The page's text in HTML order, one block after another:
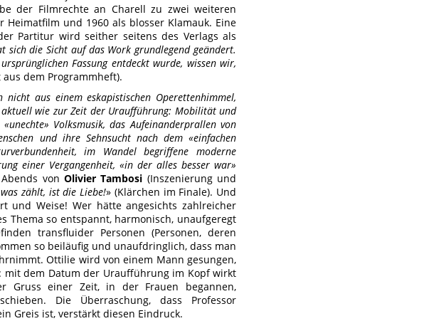
der Filmrechte an Charell zu zwei weiteren
und 1960 als blosser Klamauk. Eine
Partitur wird seither seitens des Verlags als
sich die Sicht auf das Work grundlegend geändert.
Fassung entdeckt wurde, wissen wir,
aus dem Programmheft).
aus einem eskapistischen Operettenhimmel,
wie zur Zeit der Uraufführung: Mobilität und
Volksmusik, das Aufeinanderprallen von
und ihre Sehnsucht nach dem «einfachen
im Wandel begriffene moderne
einer Vergangenheit, «in der alles besser war»
von Olivier Tambosi (Inszenierung und
zählt, ist die Liebe!» (Klärchen im Finale). Und
und Weise! Wer hätte angesichts zahlreicher
Thema so entspannt, harmonisch, unaufgeregt
transfluider Personen (Personen, deren
so beiläufig und unaufdringlich, dass man
Ottilie wird von einem Mann gesungen,
dem Datum der Uraufführung im Kopf wirkt
Gruss einer Zeit, in der Frauen begannen,
Die Überraschung, dass Professor
Greis ist, verstärkt diesen Eindruck.